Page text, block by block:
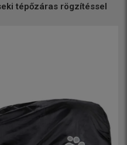
tépőzáras rögzítéssel